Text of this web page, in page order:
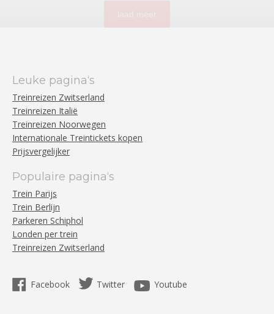
Leuke pagina‘s
Treinreizen Zwitserland
Treinreizen Italië
Treinreizen Noorwegen
Internationale Treintickets kopen
Prijsvergelijker
Populaire pagina‘s
Trein Parijs
Trein Berlijn
Parkeren Schiphol
Londen per trein
Treinreizen Zwitserland
Facebook Twitter Youtube